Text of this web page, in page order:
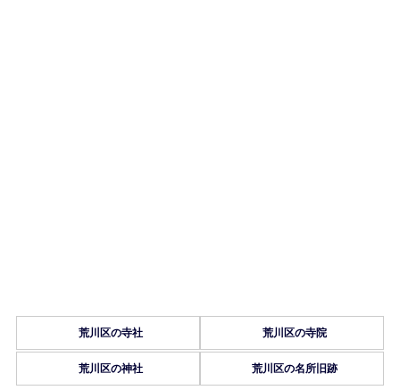
荒川区の寺社 荒川区の寺院
荒川区の神社 荒川区の名所旧跡